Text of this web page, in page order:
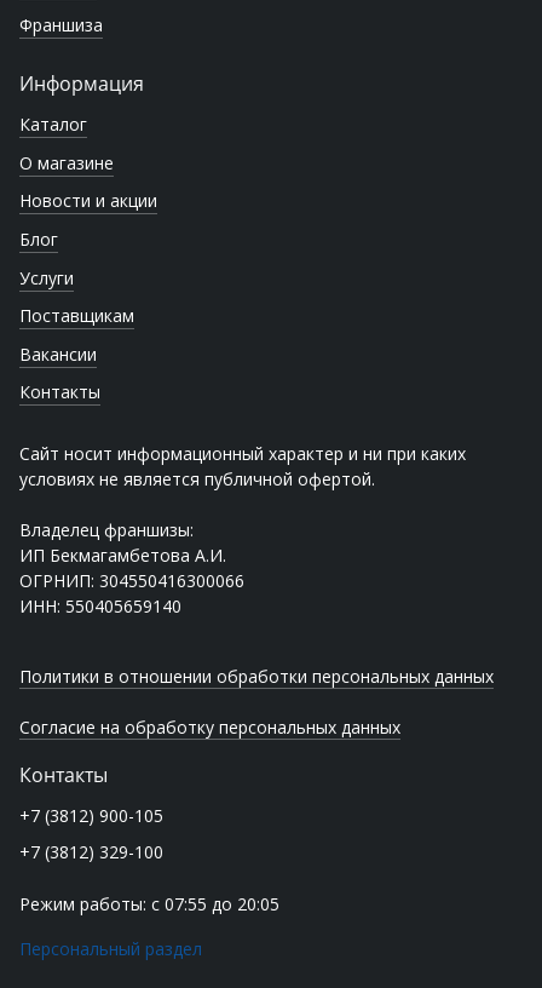
Франшиза
Информация
Каталог
О магазине
Новости и акции
Блог
Услуги
Поставщикам
Вакансии
Контакты
Сайт носит информационный характер и ни при каких
условиях не является публичной офертой.
Владелец франшизы:
ИП Бекмагамбетова А.И.
ОГРНИП: 304550416300066
ИНН: 550405659140
Политики в отношении обработки персональных данных
Согласие на обработку персональных данных
Контакты
+7 (3812) 900-105
+7 (3812) 329-100
Режим работы: с 07:55 до 20:05
Персональный раздел